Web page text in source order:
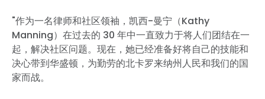
"作为一名律师和社区领袖，凯西-曼宁（Kathy
Manning）在过去的 30 年中一直致力于将人们团结在一
起，解决社区问题。现在，她已经准备好将自己的技能和
决心带到华盛顿，为勤劳的北卡罗来纳州人民和我们的国
家而战。